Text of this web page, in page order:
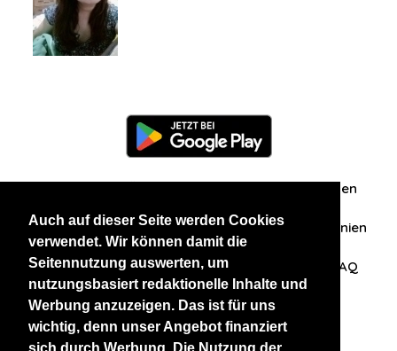
Auch auf dieser Seite werden Cookies
verwendet. Wir können damit die
Seitennutzung auswerten, um
nutzungsbasiert redaktionelle Inhalte und
Werbung anzuzeigen. Das ist für uns
wichtig, denn unser Angebot finanziert
Zuschriften/Erfahrungen
Datenschutzerklärung AGB Datenschutzrichtlinien
Nehmen Sie Kontakt mit uns auf FAQ
Unsere anderen Websites